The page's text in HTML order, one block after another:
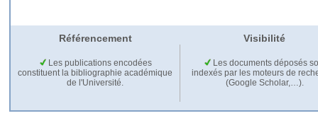
Référencement Visibilité
Les publications encodées
constituent la bibliographie académique
de l'Université.
Les documents déposés
indexés par les moteurs de
(Google Scholar,…).